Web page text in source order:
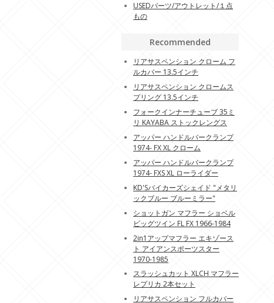
USEDパーツ/アウトレット/１点
もの
Recommended
リアサスペンション クローム フ
ルカバー 13.5インチ
リアサスペンション クロームス
プリング 13.5インチ
フォークインナーチューブ 35ミ
リ KAYABA ストックレングス
アッパー ハンドルバークランプ
1974- FX XL クローム
アッパー ハンドルバークランプ
1974- FXS XL ローライダー
KD'Sバイカーズシェイド "メタリ
ックブルー ブルーミラー"
ショットガン マフラー ショベル
ビッグツイン FL FX 1966-1984
2in1アップマフラー エキゾース
ト アイアンスポーツスター
1970-1985
スラッシュカット XLCH マフラー
レプリカ 2本セット
リアサスペンション フルカバー